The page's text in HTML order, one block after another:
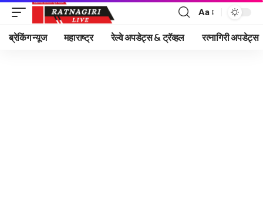
Font
Resizer
Aa
ब्रेकिंग न्यूज महाराष्ट्र रेल्वे अपडेट्स & ट्रॅव्हल रत्नागिरी अपडेट्स